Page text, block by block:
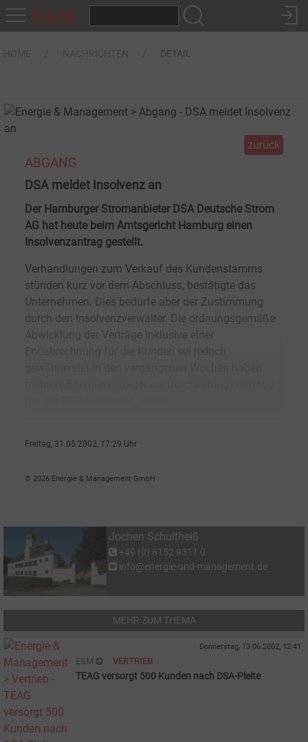
DETAIL
zurück
ABGANG
DSA meldet Insolvenz an
Der Hamburger Stromanbieter DSA Deutsche Strom
AG hat heute beim Amtsgericht Hamburg einen
Insolvenzantrag gestellt.
Verhandlungen zum Verkauf des Kundenstamms
stünden kurz vor dem Abschluss, bestätigte das
Unternehmen. Dies bedürfe aber der Zustimmung
durch den Insolvenzverwalter. Die ordnungsgemäße
Abwicklung der Verträge inklusive einer
Freitag, 31.05.2002, 17:29 Uhr
© 2026 Energie & Management GmbH
Jochen Schultheiß
+49 (0) 8152 9311 0
info@energie-und-management.de
MEHR ZUM THEMA
Donnerstag, 13.06.2002, 12:41
E&M VERTRIEB
TEAG versorgt 500 Kunden nach DSA-Pleite